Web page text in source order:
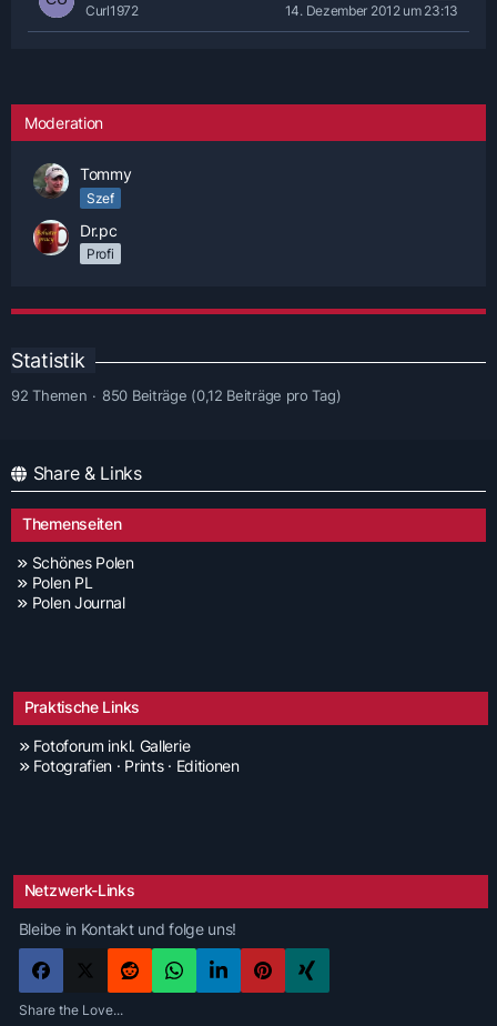
Curl1972
14. Dezember 2012 um 23:13
Moderation
Tommy
Szef
Dr.pc
Profi
Statistik
92 Themen 850 Beiträge (0,12 Beiträge pro Tag)
Share & Links
Themenseiten
Schönes Polen
Polen PL
Polen Journal
Praktische Links
Fotoforum inkl. Gallerie
Fotografien · Prints · Editionen
Netzwerk-Links
Bleibe in Kontakt und folge uns!
Share the Love...